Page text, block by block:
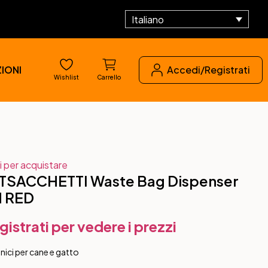
Italiano
Wishlist Carrello
Accedi/Registrati
per acquistare
Waste Bag Dispenser
RED
per vedere i prezzi
per cane e gatto